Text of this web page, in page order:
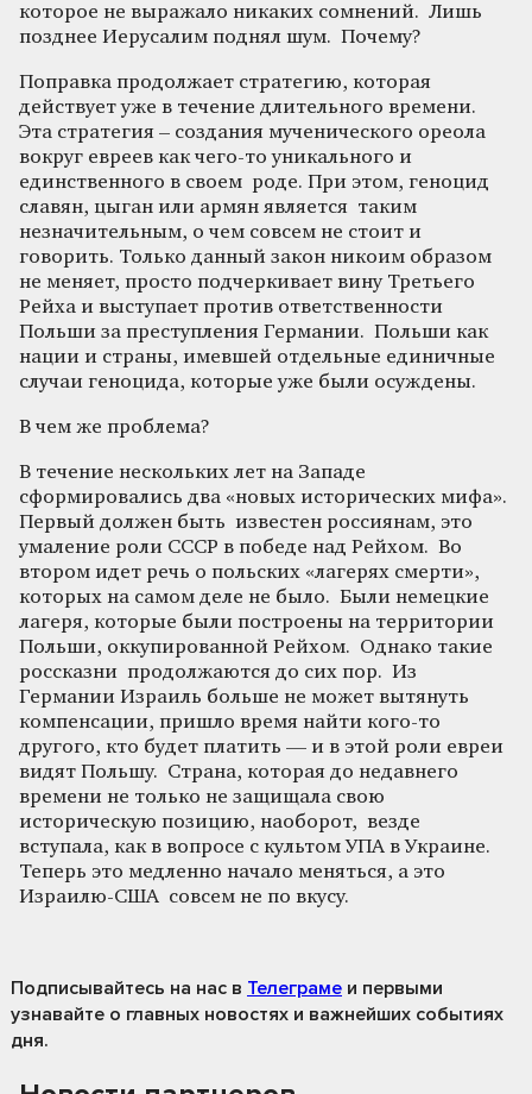
которое не выражало никаких сомнений. Лишь
позднее Иерусалим поднял шум. Почему?
Поправка продолжает стратегию, которая
действует уже в течение длительного времени.
Эта стратегия – создания мученического ореола
вокруг евреев как чего-то уникального и
единственного в своем роде. При этом, геноцид
славян, цыган или армян является таким
незначительным, о чем совсем не стоит и
говорить. Только данный закон никоим образом
не меняет, просто подчеркивает вину Третьего
Рейха и выступает против ответственности
Польши за преступления Германии. Польши как
нации и страны, имевшей отдельные единичные
случаи геноцида, которые уже были осуждены.
В чем же проблема?
В течение нескольких лет на Западе
сформировались два «новых исторических мифа».
Первый должен быть известен россиянам, это
умаление роли СССР в победе над Рейхом. Во
втором идет речь о польских «лагерях смерти»,
которых на самом деле не было. Были немецкие
лагеря, которые были построены на территории
Польши, оккупированной Рейхом. Однако такие
россказни продолжаются до сих пор. Из
Германии Израиль больше не может вытянуть
компенсации, пришло время найти кого-то
другого, кто будет платить — и в этой роли евреи
видят Польшу. Страна, которая до недавнего
времени не только не защищала свою
историческую позицию, наоборот, везде
вступала, как в вопросе с культом УПА в Украине.
Теперь это медленно начало меняться, а это
Израилю-США совсем не по вкусу.
Подписывайтесь на нас в Телеграме и первыми
узнавайте о главных новостях и важнейших событиях
дня.